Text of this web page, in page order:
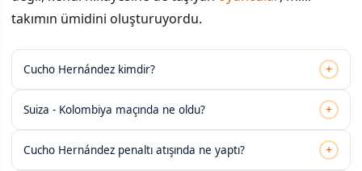
takımın ümidini oluşturuyordu.
Cucho Hernández kimdir? +
Suiza - Kolombiya maçında ne oldu? +
Cucho Hernández penaltı atışında ne yaptı? +